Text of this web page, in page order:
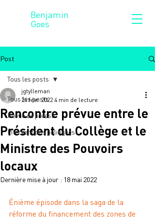
Benjamin
Goes
Post
Tous les posts
Revue de presse
Interventions politiques
Tous les posts
Rencontre prévue entre le
Président du Collège et le
Ministre des Pouvoirs
locaux
jgtylleman
24 févr. 2022 4 min de lecture
Dernière mise à jour : 18 mai 2022
Énième épisode dans la saga de la
réforme du financement des zones de